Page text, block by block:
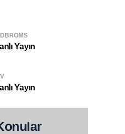
Yayın
Yayın